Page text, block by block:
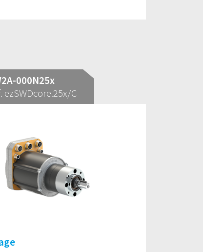
000N25x
ezSWDcore.25x/C